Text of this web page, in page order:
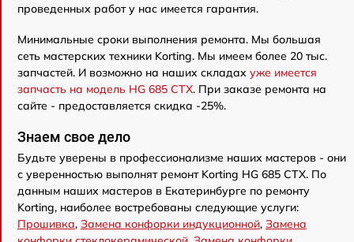
проведенных работ у нас имеется гарантия.
Минимальные сроки выполнения ремонта. Мы большая
сеть мастерских техники Korting. Мы имеем более 20 тыс.
запчастей. И возможно на наших складах уже имеется
запчасть на модель HG 685 CTX. При заказе ремонта на
сайте - предоставляется скидка -25%.
Знаем свое дело
Будьте уверены в профессионализме наших мастеров - они
с уверенностью выполнят ремонт Korting HG 685 CTX. По
данным наших мастеров в Екатеринбурге по ремонту
Korting, наиболее востребованы следующие услуги:
Прошивка, Замена конфорки индукционной, Замена